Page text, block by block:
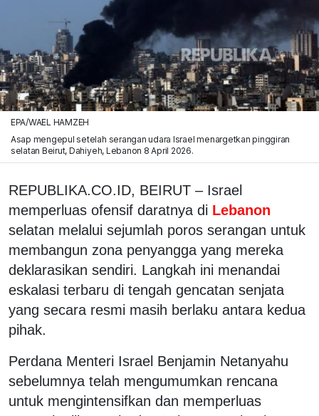
EPA/WAEL HAMZEH
Asap mengepul setelah serangan udara Israel menargetkan pinggiran
selatan Beirut, Dahiyeh, Lebanon 8 April 2026.
REPUBLIKA.CO.ID, BEIRUT – Israel
memperluas ofensif daratnya di Lebanon
selatan melalui sejumlah poros serangan untuk
membangun zona penyangga yang mereka
deklarasikan sendiri. Langkah ini menandai
eskalasi terbaru di tengah gencatan senjata
yang secara resmi masih berlaku antara kedua
pihak.
Perdana Menteri Israel Benjamin Netanyahu
sebelumnya telah mengumumkan rencana
untuk mengintensifkan dan memperluas